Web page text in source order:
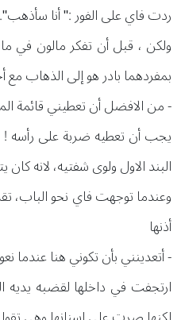
ردت فاي على الفور :" أنا سأذهب".
ولكن ، قبل أن تفكر مالون في
بمفردهما بادر هو إلى الذهاب مع
- من الافضل أن تعطيني قائمة
يجب أن تعطيه ضربة على رأسه !
البند الاول ولوى شفتيه، لانه
وعندما توجهت فاي نحو
أذنها
- أتعدينني بأن تكوني هنا عندما
ارتجفت في داخلها لقضبه يديه